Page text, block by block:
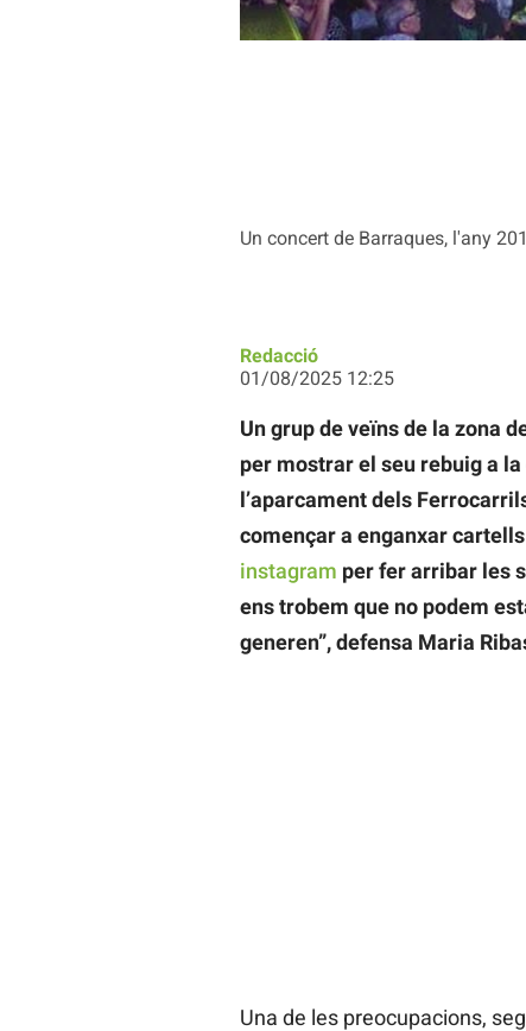
Un concert de Barraques, l'any
Redacció
01/08/2025 12:25
Un grup de veïns de la zona
per mostrar el seu rebuig a
l’aparcament dels
començar a enganxar
instagram per fer arribar les
ens trobem que no podem
generen”, defensa Maria
Una de les preocupacions,